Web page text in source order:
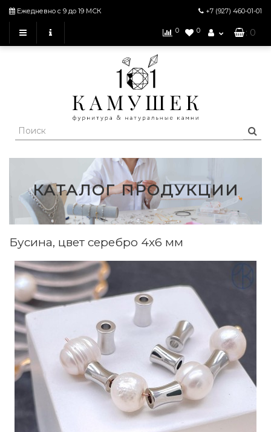
Ежедневно с 9 до 19 МСК +7 (927) 460-01-01
0 0 : 0
КАТАЛОГ ПРОДУКЦИИ
Бусина, цвет серебро 4х6 мм